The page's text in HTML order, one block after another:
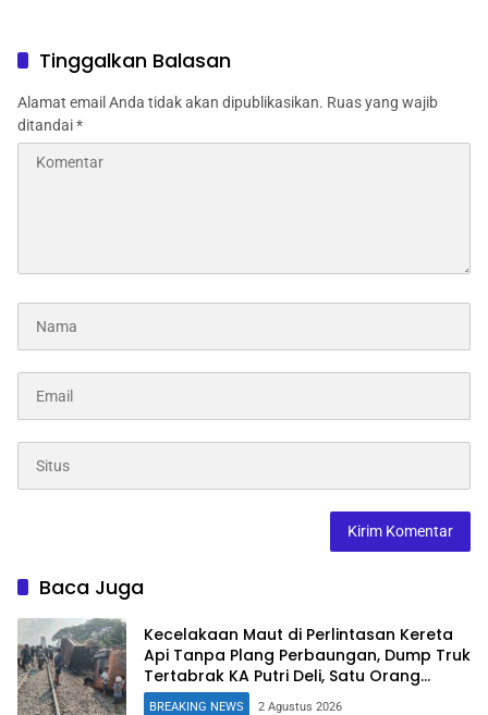
Tinggalkan Balasan
Alamat email Anda tidak akan dipublikasikan. Ruas yang wajib
ditandai*
Baca Juga
Kecelakaan Maut di Perlintasan Kereta
Api Tanpa Plang Perbaungan, Dump Truk
Tertabrak KA Putri Deli, Satu Orang
Tewas
BREAKING NEWS 2 Agustus 2026